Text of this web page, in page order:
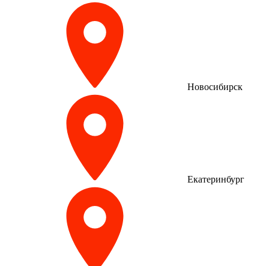
Новосибирск
Екатеринбург